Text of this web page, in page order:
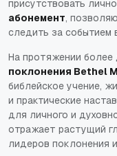
присутствовать
абонемент,
следить за событием
На протяжении более
поклонения Bethel
библейское учение,
и практические
для личного и
отражает растущий
лидеров поклонения